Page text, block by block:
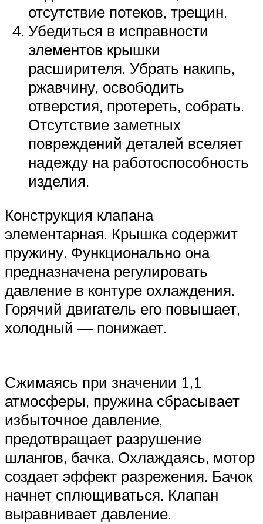
отсутствие потеков, трещин.
Убедиться в исправности
элементов крышки
расширителя. Убрать накипь,
ржавчину, освободить
отверстия, протереть, собрать.
Отсутствие заметных
повреждений деталей вселяет
надежду на работоспособность
изделия.
Конструкция клапана
элементарная. Крышка содержит
пружину. Функционально она
предназначена регулировать
давление в контуре охлаждения.
Горячий двигатель его повышает,
холодный — понижает.
Сжимаясь при значении 1,1
атмосферы, пружина сбрасывает
избыточное давление,
предотвращает разрушение
шлангов, бачка. Охлаждаясь, мотор
создает эффект разрежения. Бачок
начнет сплющиваться. Клапан
выравнивает давление.